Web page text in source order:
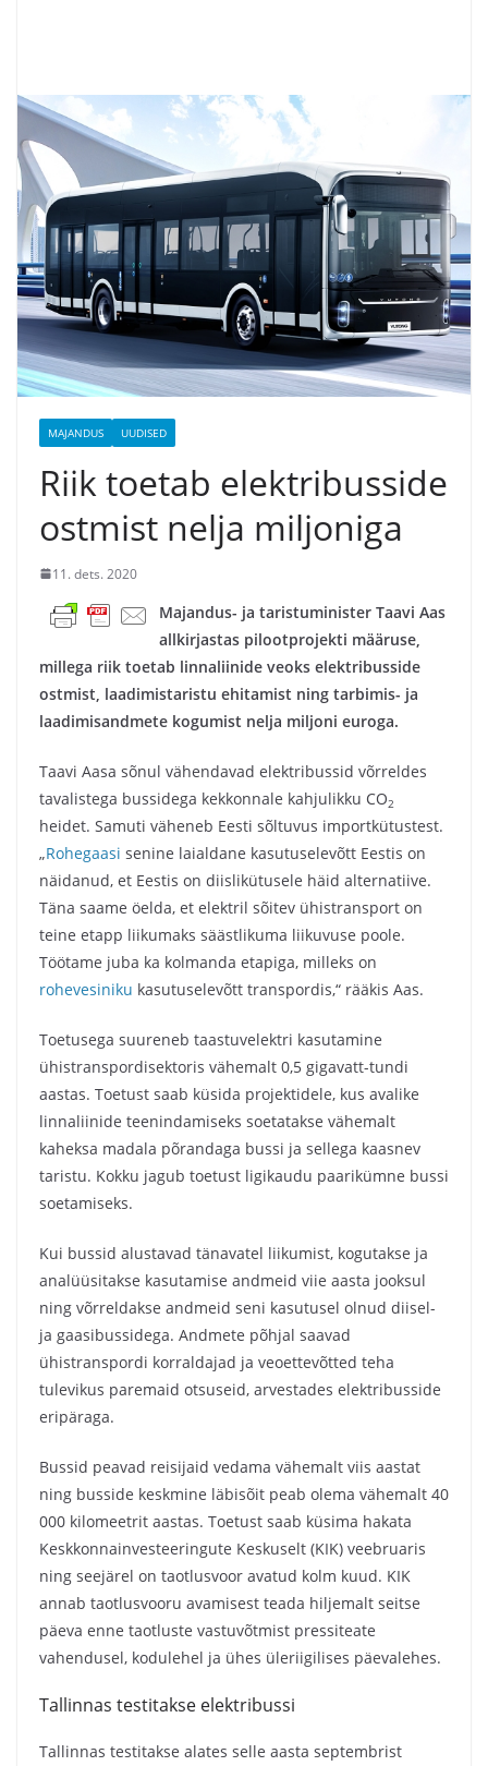
MAJANDUS UUDISED
Riik toetab elektribusside
ostmist nelja miljoniga
11. dets. 2020
Majandus- ja taristuminister Taavi Aas
allkirjastas pilootprojekti määruse,
millega riik toetab linnaliinide veoks elektribusside
ostmist, laadimistaristu ehitamist ning tarbimis- ja
laadimisandmete kogumist nelja miljoni euroga.
Taavi Aasa sõnul vähendavad elektribussid võrreldes
tavalistega bussidega kekkonnale kahjulikku CO2
heidet. Samuti väheneb Eesti sõltuvus importkütustest.
„Rohegaasi senine laialdane kasutuselevõtt Eestis on
näidanud, et Eestis on diislikütusele häid alternatiive.
Täna saame öelda, et elektril sõitev ühistransport on
teine etapp liikumaks säästlikuma liikuvuse poole.
Töötame juba ka kolmanda etapiga, milleks on
rohevesiniku kasutuselevõtt transpordis,“ rääkis Aas.
Toetusega suureneb taastuvelektri kasutamine
ühistranspordisektoris vähemalt 0,5 gigavatt-tundi
aastas. Toetust saab küsida projektidele, kus avalike
linnaliinide teenindamiseks soetatakse vähemalt
kaheksa madala põrandaga bussi ja sellega kaasnev
taristu. Kokku jagub toetust ligikaudu paarikümne bussi
soetamiseks.
Kui bussid alustavad tänavatel liikumist, kogutakse ja
analüüsitakse kasutamise andmeid viie aasta jooksul
ning võrreldakse andmeid seni kasutusel olnud diisel-
ja gaasibussidega. Andmete põhjal saavad
ühistranspordi korraldajad ja veoettevõtted teha
tulevikus paremaid otsuseid, arvestades elektribusside
eripäraga.
Bussid peavad reisijaid vedama vähemalt viis aastat
ning busside keskmine läbisõit peab olema vähemalt 40
000 kilomeetrit aastas. Toetust saab küsima hakata
Keskkonnainvesteeringute Keskuselt (KIK) veebruaris
ning seejärel on taotlusvoor avatud kolm kuud. KIK
annab taotlusvooru avamisest teada hiljemalt seitse
päeva enne taotluste vastuvõtmist pressiteate
vahendusel, kodulehel ja ühes üleriigilises päevalehes.
Tallinnas testitakse elektribussi
Tallinnas testitakse alates selle aasta septembrist